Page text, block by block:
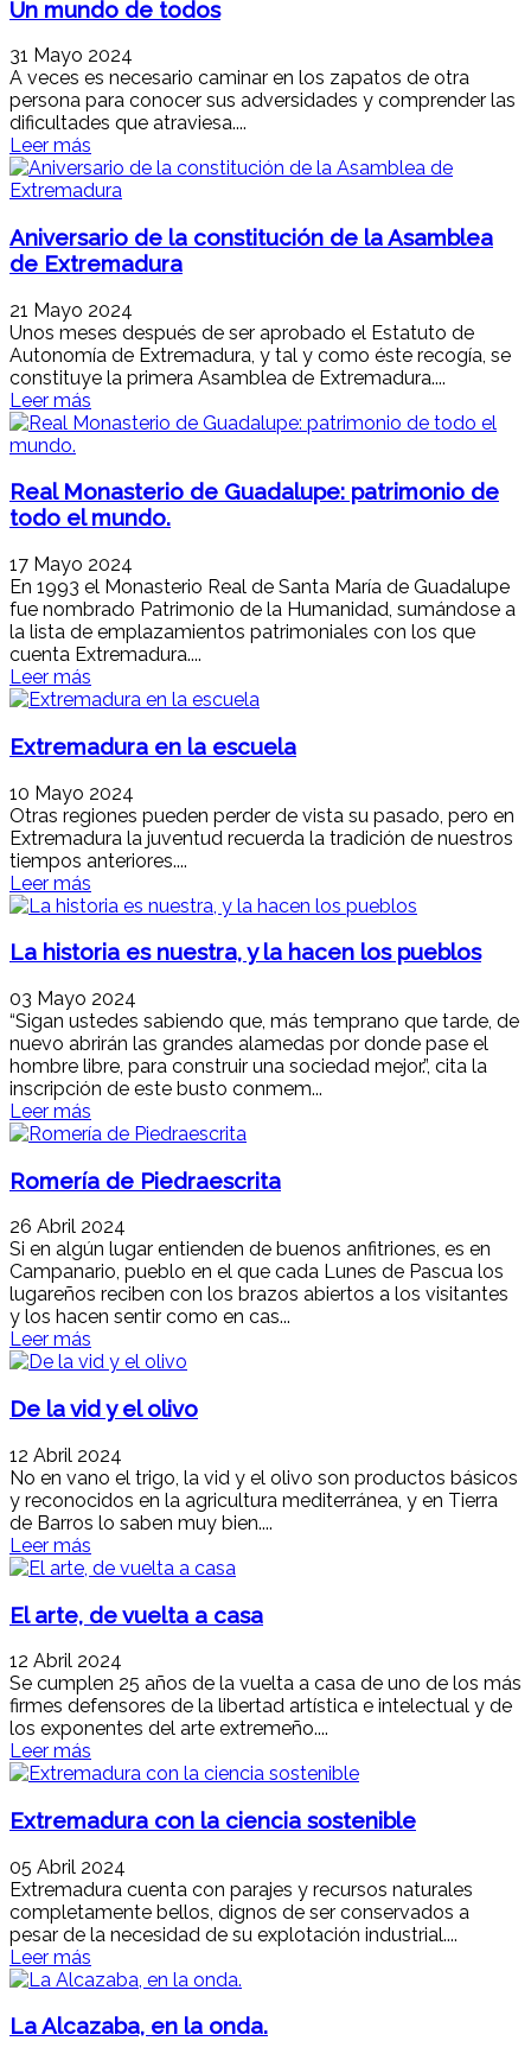
Un mundo de todos
31 Mayo 2024
A veces es necesario caminar en los zapatos de otra
persona para conocer sus adversidades y comprender las
dificultades que atraviesa....
Leer más
Aniversario de la constitución de la Asamblea
de Extremadura
21 Mayo 2024
Unos meses después de ser aprobado el Estatuto de
Autonomía de Extremadura, y tal y como éste recogía, se
constituye la primera Asamblea de Extremadura....
Leer más
Real Monasterio de Guadalupe: patrimonio de
todo el mundo.
17 Mayo 2024
En 1993 el Monasterio Real de Santa María de Guadalupe
fue nombrado Patrimonio de la Humanidad, sumándose a
la lista de emplazamientos patrimoniales con los que
cuenta Extremadura....
Leer más
Extremadura en la escuela
10 Mayo 2024
Otras regiones pueden perder de vista su pasado, pero en
Extremadura la juventud recuerda la tradición de nuestros
tiempos anteriores....
Leer más
La historia es nuestra, y la hacen los pueblos
03 Mayo 2024
“Sigan ustedes sabiendo que, más temprano que tarde, de
nuevo abrirán las grandes alamedas por donde pase el
hombre libre, para construir una sociedad mejor.”, cita la
inscripción de este busto conmem...
Leer más
Romería de Piedraescrita
26 Abril 2024
Si en algún lugar entienden de buenos anfitriones, es en
Campanario, pueblo en el que cada Lunes de Pascua los
lugareños reciben con los brazos abiertos a los visitantes
y los hacen sentir como en cas...
Leer más
De la vid y el olivo
12 Abril 2024
No en vano el trigo, la vid y el olivo son productos básicos
y reconocidos en la agricultura mediterránea, y en Tierra
de Barros lo saben muy bien....
Leer más
El arte, de vuelta a casa
12 Abril 2024
Se cumplen 25 años de la vuelta a casa de uno de los más
firmes defensores de la libertad artística e intelectual y de
los exponentes del arte extremeño....
Leer más
Extremadura con la ciencia sostenible
05 Abril 2024
Extremadura cuenta con parajes y recursos naturales
completamente bellos, dignos de ser conservados a
pesar de la necesidad de su explotación industrial....
Leer más
La Alcazaba, en la onda.